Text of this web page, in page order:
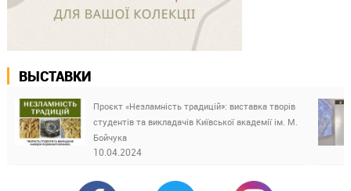
ВЫСТАВКИ
Проєкт «Незламність традицій»: виставка творів
студентів та викладачів Київської академії ім. М.
Бойчука
10.04.2024